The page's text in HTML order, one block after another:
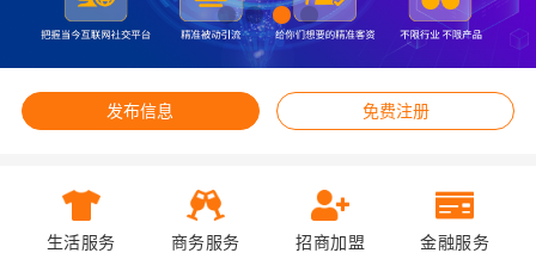
发布信息 免费注册
生活服务 商务服务 招商加盟 金融服务